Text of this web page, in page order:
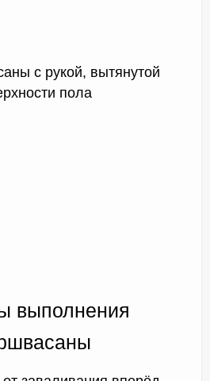
с рукой, вытянутой
пола
выполнения